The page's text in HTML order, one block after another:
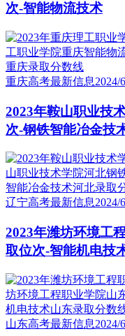
次-智能物流技术
重庆高考最新信息2024/
2023年鞍山职业技
次-钢铁智能冶金技
辽宁高考最新信息2024/
2023年潍坊环境工
取位次-智能机电技
山东高考最新信息2024/